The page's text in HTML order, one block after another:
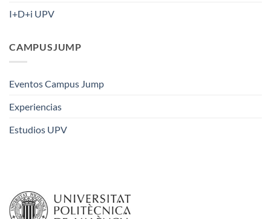
I+D+i UPV
CAMPUSJUMP
Eventos Campus Jump
Experiencias
Estudios UPV